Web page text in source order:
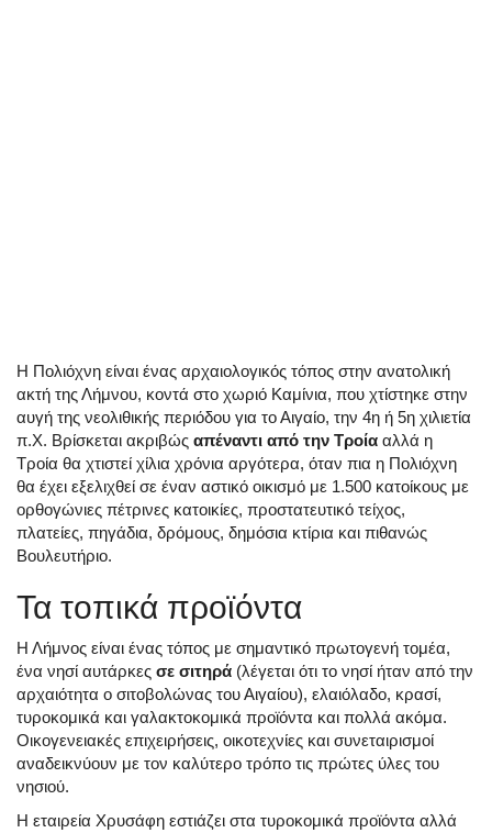
Η Πολιόχνη είναι ένας αρχαιολογικός τόπος στην ανατολική
ακτή της Λήμνου, κοντά στο χωριό Καμίνια, που χτίστηκε στην
αυγή της νεολιθικής περιόδου για το Αιγαίο, την 4η ή 5η χιλιετία
π.Χ. Βρίσκεται ακριβώς απέναντι από την Τροία αλλά η
Τροία θα χτιστεί χίλια χρόνια αργότερα, όταν πια η Πολιόχνη
θα έχει εξελιχθεί σε έναν αστικό οικισμό με 1.500 κατοίκους με
ορθογώνιες πέτρινες κατοικίες, προστατευτικό τείχος,
πλατείες, πηγάδια, δρόμους, δημόσια κτίρια και πιθανώς
Βουλευτήριο.
Τα τοπικά προϊόντα
Η Λήμνος είναι ένας τόπος με σημαντικό πρωτογενή τομέα,
ένα νησί αυτάρκες σε σιτηρά (λέγεται ότι το νησί ήταν από την
αρχαιότητα ο σιτοβολώνας του Αιγαίου), ελαιόλαδο, κρασί,
τυροκομικά και γαλακτοκομικά προϊόντα και πολλά ακόμα.
Οικογενειακές επιχειρήσεις, οικοτεχνίες και συνεταιρισμοί
αναδεικνύουν με τον καλύτερο τρόπο τις πρώτες ύλες του
νησιού.
Η εταιρεία Χρυσάφη εστιάζει στα τυροκομικά προϊόντα αλλά